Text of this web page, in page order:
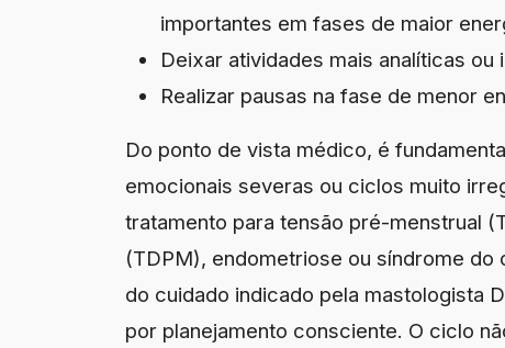
importantes em fases de maior
Deixar atividades mais analíticas
Realizar pausas na fase de menor
Do ponto de vista médico, é
emocionais severas ou ciclos muito
tratamento para tensão pré-menstrual
(TDPM), endometriose ou síndrome
do cuidado indicado pela mastologista
por planejamento consciente. O ciclo